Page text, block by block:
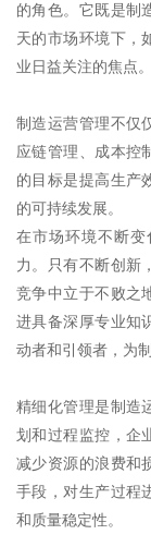
的角色。它既是制
天的市场环境下，
业日益关注的焦点。
制造运营管理不仅
应链管理、成本控
的目标是提高生产
的可持续发展。
在市场环境不断
力。只有不断创新
竞争中立于不败之
进具备深厚专业知
动者和引领者，为
精细化管理是制造
划和过程监控，企
减少资源的浪费和
手段，对生产过程
和质量稳定性。